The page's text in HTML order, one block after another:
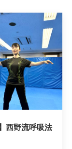
西野流呼吸法